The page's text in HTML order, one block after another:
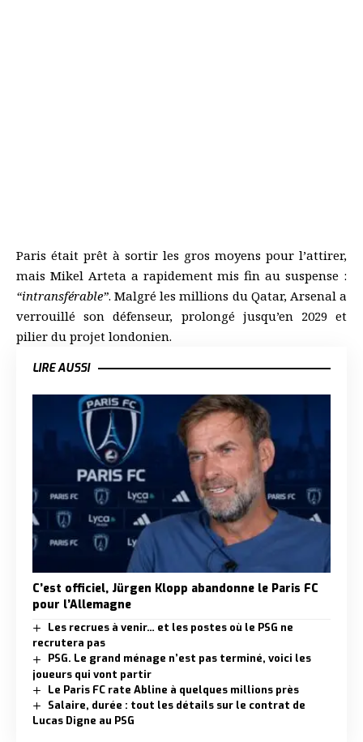
Paris était prêt à sortir les gros moyens pour l’attirer,
mais Mikel Arteta a rapidement mis fin au suspense :
“intransférable”. Malgré les millions du Qatar, Arsenal a
verrouillé son défenseur, prolongé jusqu’en 2029 et
pilier du projet londonien.
LIRE AUSSI
C’est officiel, Jürgen Klopp abandonne le Paris FC
pour l’Allemagne
Les recrues à venir… et les postes où le PSG ne
recrutera pas
PSG. Le grand ménage n’est pas terminé, voici les
joueurs qui vont partir
Le Paris FC rate Abline à quelques millions près
Salaire, durée : tout les détails sur le contrat de
Lucas Digne au PSG